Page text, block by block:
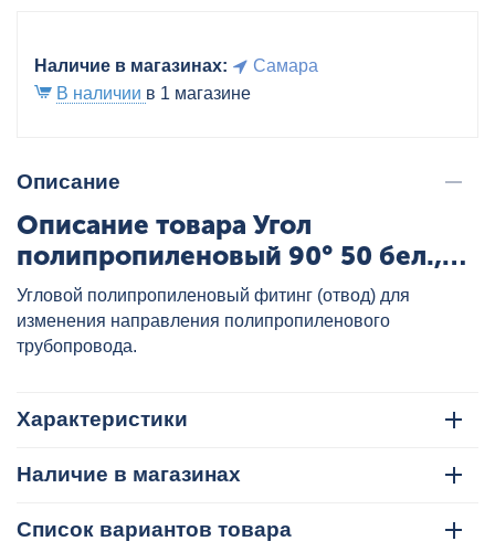
Наличие в магазинах:
Самара
В наличии в 1 магазине
Описание
Описание товара Угол
полипропиленовый 90° 50 бел.,
артикул: 22011050
Угловой полипропиленовый фитинг (отвод) для
изменения направления полипропиленового
трубопровода.
Характеристики
Наличие в магазинах
Список вариантов товара